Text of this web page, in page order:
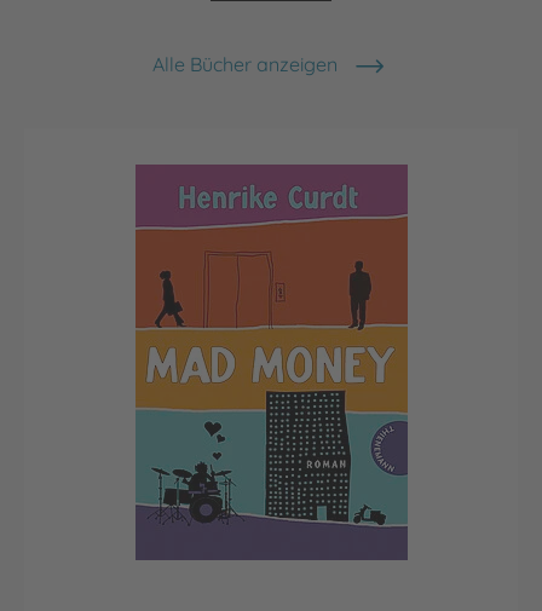
Alle Bücher anzeigen